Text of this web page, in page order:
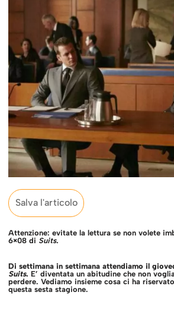
Salva l'articolo
Attenzione: evitate la lettura se non volete
6×08 di Suits.
Di settimana in settimana attendiamo il
Suits. E’ diventata un abitudine che non
perdere. Vediamo insieme cosa ci ha
questa sesta stagione.